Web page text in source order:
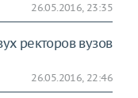
26.05.2016, 23:35
ректоров вузов
26.05.2016, 22:46